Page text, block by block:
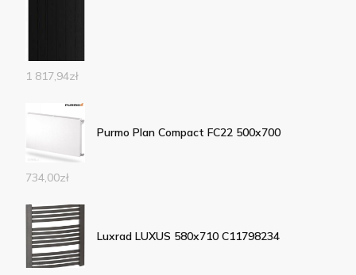
1 817,94zł
Purmo Plan Compact FC22 500x700
734,00zł
Luxrad LUXUS 580x710 C11798234